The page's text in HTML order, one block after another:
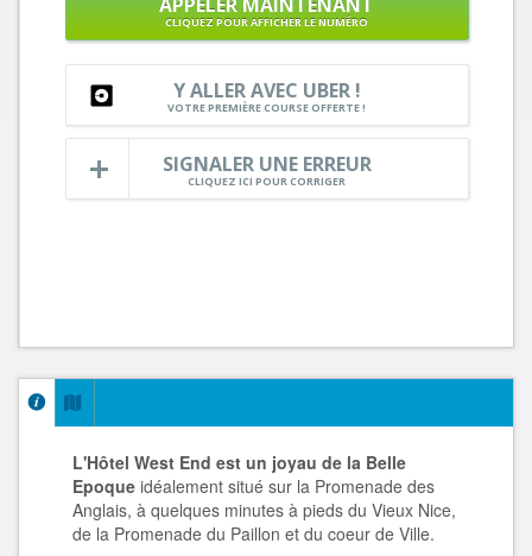
CLIQUEZ POUR AFFICHER LE NUMÉRO
Y ALLER AVEC UBER !
VOTRE PREMIÈRE COURSE OFFERTE !
SIGNALER UNE ERREUR
CLIQUEZ ICI POUR CORRIGER
L'Hôtel West End est un joyau de la Belle
Epoque idéalement situé sur la Promenade des
Anglais, à quelques minutes à pieds du Vieux Nice,
de la Promenade du Paillon et du coeur de Ville.